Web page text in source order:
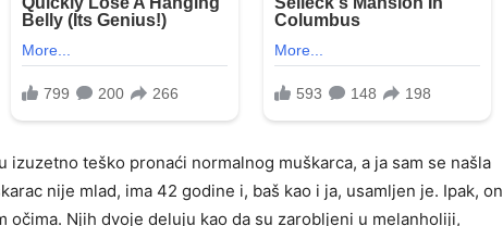
izuzetno teško pronaći normalnog muškarca, a ja sam se našla
nije mlad, ima 42 godine i, baš kao i ja, usamljen je. Ipak, on
Njih dvoje deluju kao da su zarobljeni u melanholiji,